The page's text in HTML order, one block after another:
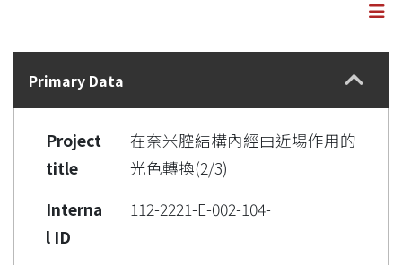
Statistics
Details
Primary Data
Project
title
在奈米腔結構內經由近場作用的
光色轉換(2/3)
Interna
l ID
112-2221-E-002-104-